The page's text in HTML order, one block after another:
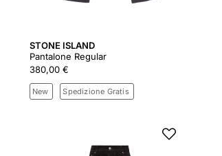
STONE ISLAND
Pantalone Regular
380,00 €
New Spedizione Gratis